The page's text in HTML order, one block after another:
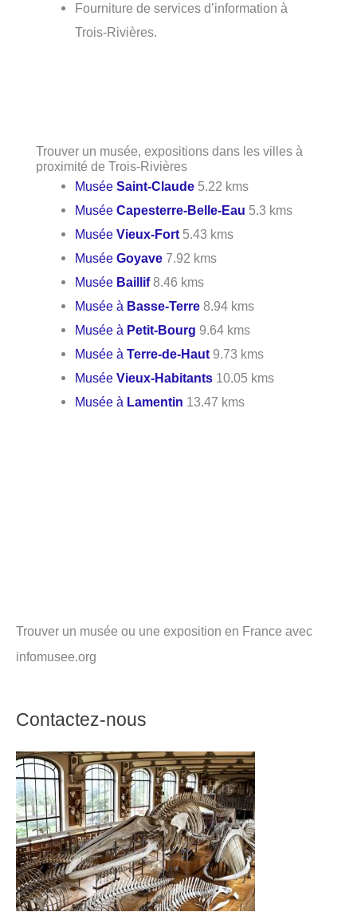
Fourniture de services d’information à
Trois-Rivières.
Trouver un musée, expositions dans les villes à
proximité de Trois-Rivières
MuséeSaint-Claude 5.22 kms
MuséeCapesterre-Belle-Eau 5.3 kms
MuséeVieux-Fort 5.43 kms
MuséeGoyave 7.92 kms
Musée Baillif8.46 kms
Musée à Basse-Terre 8.94 kms
Musée à Petit-Bourg 9.64 kms
Musée àTerre-de-Haut 9.73 kms
MuséeVieux-Habitants 10.05 kms
Musée à Lamentin 13.47 kms
Trouver un musée ou une exposition en France avec
infomusee.org
Contactez-nous